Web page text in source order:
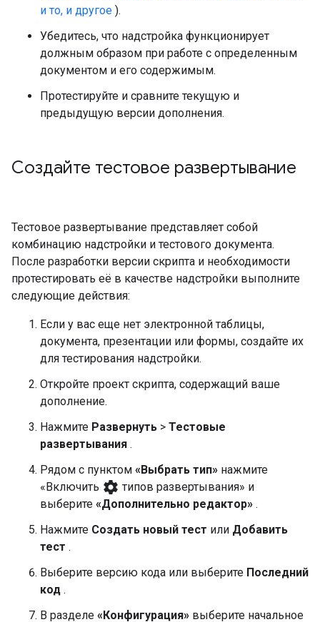
и то, и другое ).
Убедитесь, что надстройка функционирует
должным образом при работе с определенным
документом и его содержимым.
Протестируйте и сравните текущую и
предыдущую версии дополнения.
Создайте тестовое развертывание
Тестовое развертывание представляет собой
комбинацию надстройки и тестового документа.
После разработки версии скрипта и необходимости
протестировать её в качестве надстройки выполните
следующие действия:
Если у вас еще нет электронной таблицы,
документа, презентации или формы, создайте их
для тестирования надстройки.
Откройте проект скрипта, содержащий ваше
дополнение.
Нажмите Развернуть > Тестовые
развертывания .
Рядом с пунктом «Выбрать тип» нажмите
«Включить settings типов развертывания» и
выберите «Дополнительно редактор» .
Нажмите Создать новый тест или Добавить
тест .
Выберите версию кода или выберите Последний
код .
В разделе «Конфигурация» выберите начальное